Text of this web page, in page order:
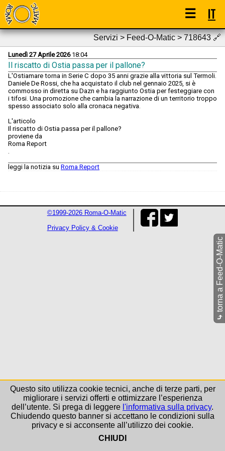
☰ IT
Servizi > Feed-O-Matic > 718643🔗
Lunedì 27 Aprile 202618:04
Il riscatto di Ostia passa per il pallone?
L'Ostiamare torna in Serie C dopo 35 anni grazie alla vittoria sul Termoli.
Daniele De Rossi, che ha acquistato il club nel gennaio 2025, si è
commosso in diretta su Dazn e ha raggiunto Ostia per festeggiare con
i tifosi. Una promozione che cambia la narrazione di un territorio troppo
spesso associato solo alla cronaca negativa.
L'articolo
Il riscatto di Ostia passa per il pallone?
proviene da
Roma Report
.
leggi la notizia su Roma Report
⤷
torna a Feed-O-Matic
©1999-2026 Roma-O-Matic
Privacy Policy & Cookie
Questo sito utilizza cookie tecnici, anche di terze parti, per
migliorare i servizi offerti e ottimizzare l’esperienza
dell’utente. Si prega di leggere l'informativa sulla privacy.
Chiudendo questo banner si accettano le condizioni sulla
privacy e si acconsente all’utilizzo dei cookie.
CHIUDI